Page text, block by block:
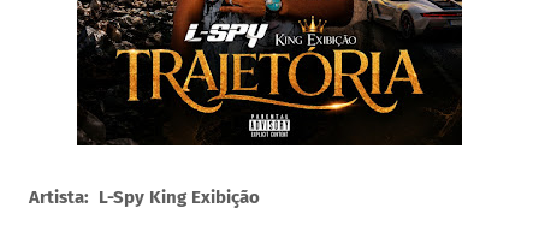
Artista: L-Spy King Exibição